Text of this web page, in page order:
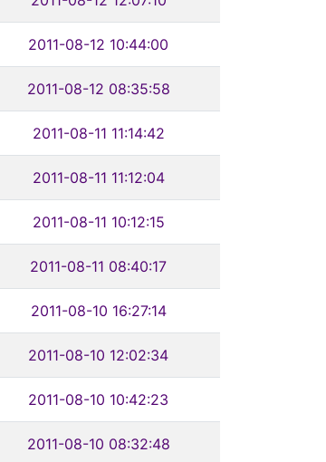
2011-08-12 10:44:00
2011-08-12 08:35:58
2011-08-11 11:14:42
2011-08-11 11:12:04
2011-08-11 10:12:15
2011-08-11 08:40:17
2011-08-10 16:27:14
2011-08-10 12:02:34
2011-08-10 10:42:23
2011-08-10 08:32:48